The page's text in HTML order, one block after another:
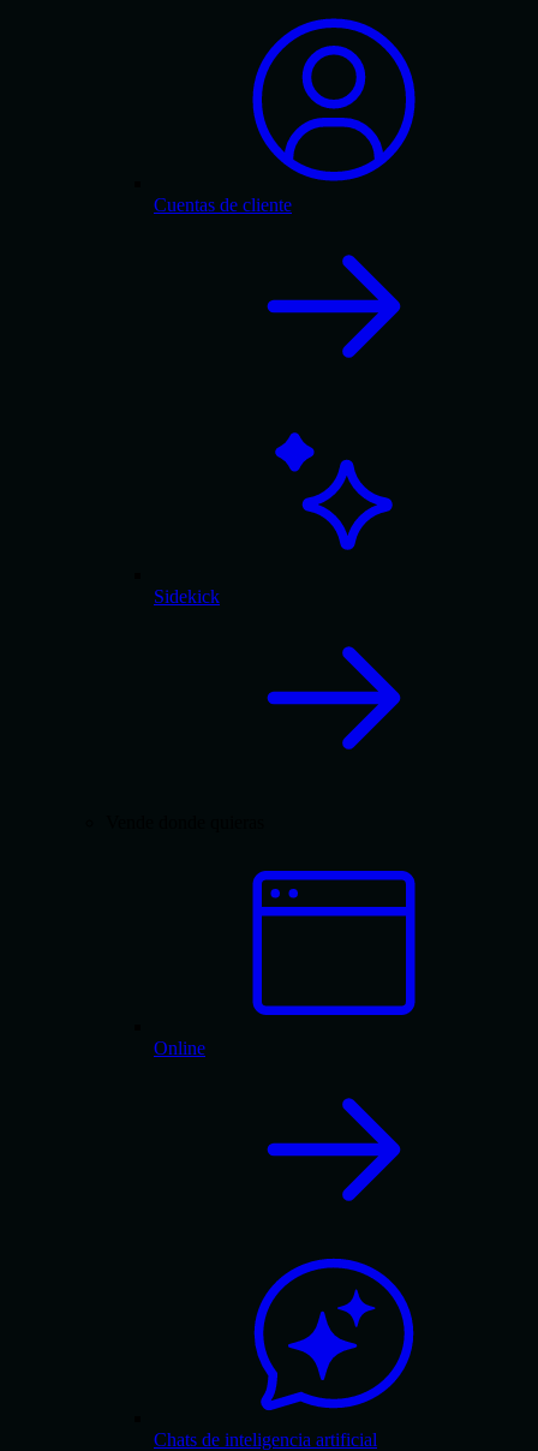
Cuentas de cliente
Sidekick
Online
Chats de inteligencia artificial